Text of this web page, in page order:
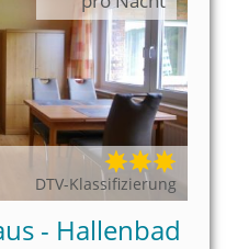
DTV-Klassifizierung
- Hallenbad